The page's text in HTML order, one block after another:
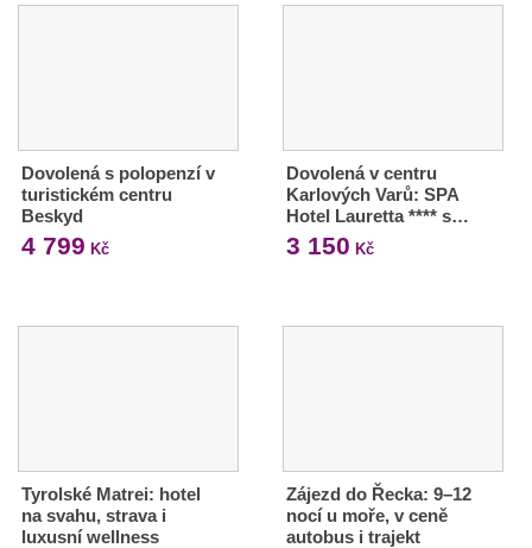
Dovolená s polopenzí v
turistickém centru
Beskyd
4 799 Kč
Dovolená v centru
Karlových Varů: SPA
Hotel Lauretta **** s…
3 150 Kč
Tyrolské Matrei: hotel
na svahu, strava i
luxusní wellness
Zájezd do Řecka: 9–12
nocí u moře, v ceně
autobus i trajekt